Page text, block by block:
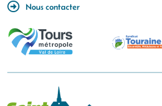
Nous contacter